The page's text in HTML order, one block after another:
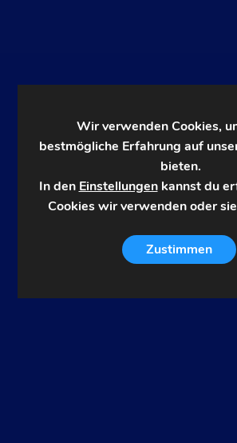
Wir verwenden Cookies,
bestmögliche Erfahrung auf
bieten.
In den Einstellungenkannst du
Cookies wir verwenden oder
Zustimmen